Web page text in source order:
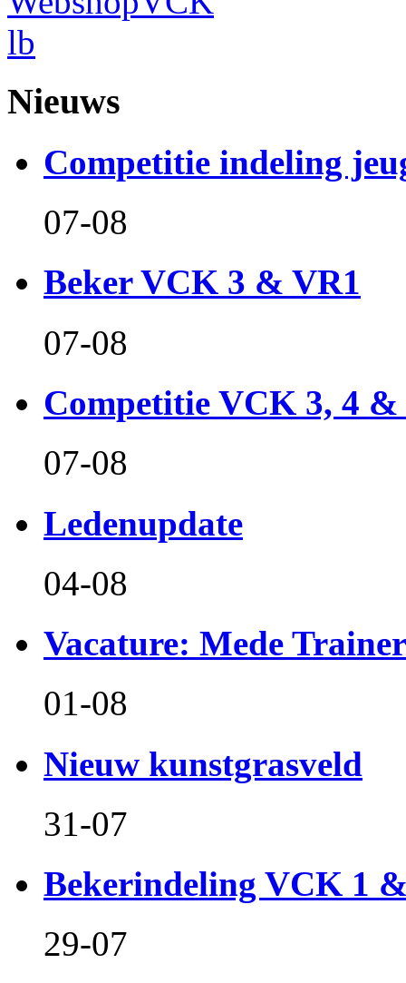
Nieuws
Competitie indeling
07-08
Beker VCK 3 & VR1
07-08
Competitie VCK 3, 4 &
07-08
Ledenupdate
04-08
Vacature: Mede
01-08
Nieuw kunstgrasveld
31-07
Bekerindeling VCK 1
29-07